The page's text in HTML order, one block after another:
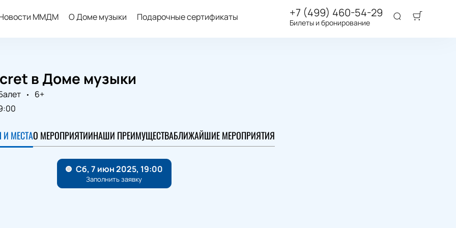
ММДМ О Доме музыки Подарочные сертификаты +7 (499) 460-54-29
Билеты и бронирование
в Доме музыки
6+
МЕСТАО МЕРОПРИЯТИИНАШИ ПРЕИМУЩЕСТВАБЛИЖАЙШИЕ МЕРОПРИЯТИЯ